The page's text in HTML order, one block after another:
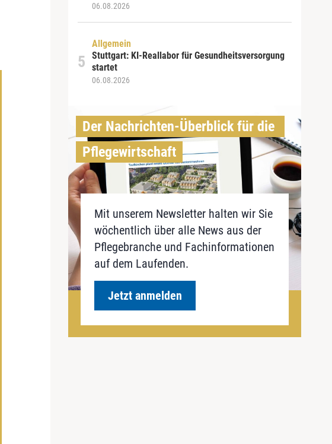
06.08.2026
Allgemein
Stuttgart: KI-Reallabor für Gesundheitsversorgung
startet
06.08.2026
Der Nachrichten-Überblick für die
Pflegewirtschaft
Mit unserem Newsletter halten wir Sie
wöchentlich über alle News aus der
Pflegebranche und Fachinformationen
auf dem Laufenden.
Jetzt anmelden